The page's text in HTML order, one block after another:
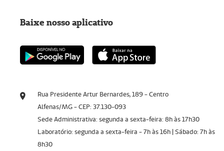
Rua Presidente Artur Bernardes, 189 - Centro
Alfenas/MG - CEP: 37.130-093
Sede Administrativa: segunda a sexta-feira: 8h às 17h30
Laboratório: segunda a sexta-feira - 7h às 16h | Sábado: 7h às
8h30
Baixe nosso aplicativo